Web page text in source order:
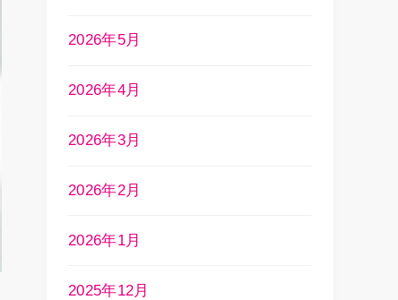
2026年5月
2026年4月
2026年3月
2026年2月
2026年1月
2025年12月